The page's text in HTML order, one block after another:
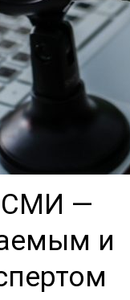
СМИ —
и